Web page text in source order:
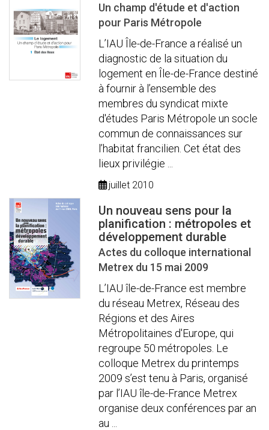
Un champ d'étude et d'action
pour Paris Métropole
L’IAU Île-de-France a réalisé un
diagnostic de la situation du
logement en Île-de-France destiné
à fournir à l’ensemble des
membres du syndicat mixte
d'études Paris Métropole un socle
commun de connaissances sur
l’habitat francilien. Cet état des
lieux privilégie ...
juillet 2010
Un nouveau sens pour la
planification : métropoles et
développement durable
Actes du colloque international
Metrex du 15 mai 2009
L’IAU île-de-France est membre
du réseau Metrex, Réseau des
Régions et des Aires
Métropolitaines d'Europe, qui
regroupe 50 métropoles. Le
colloque Metrex du printemps
2009 s’est tenu à Paris, organisé
par l’IAU île-de-France Metrex
organise deux conférences par an
au ...